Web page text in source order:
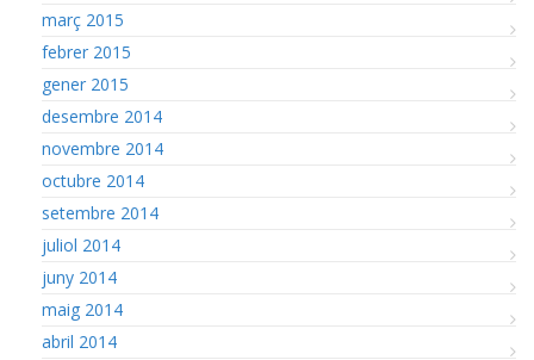
març 2015
febrer 2015
gener 2015
desembre 2014
novembre 2014
octubre 2014
setembre 2014
juliol 2014
juny 2014
maig 2014
abril 2014